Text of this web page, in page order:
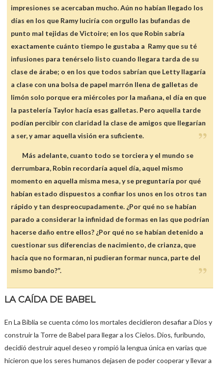
impresiones se acercaban mucho. Aún no habían llegado los
días en los que Ramy luciría con orgullo las bufandas de
punto mal tejidas de Victoire; en los que Robin sabría
exactamente cuánto tiempo le gustaba a Ramy que su té
infusiones para tenérselo listo cuando llegara tarda de su
clase de árabe; o en los que todos sabrían que Letty llagaría
a clase con una bolsa de papel marrón llena de galletas de
limón solo porque era miércoles por la mañana, el día en que
la pastelería Taylor hacía esas galletas. Pero aquella tarde
podían percibir con claridad la clase de amigos que llegarían
a ser, y amar aquella visión era suficiente.
Más adelante, cuanto todo se torciera y el mundo se
derrumbara, Robin recordaría aquel día, aquel mismo
momento en aquella misma mesa, y se preguntaría por qué
habían estado dispuestos a confiar los unos en los otros tan
rápido y tan despreocupadamente. ¿Por qué no se habían
parado a considerar la infinidad de formas en las que podrían
hacerse daño entre ellos? ¿Por qué no se habían detenido a
cuestionar sus diferencias de nacimiento, de crianza, que
hacía que no formaran, ni pudieran formar nunca, parte del
mismo bando?”.
LA CAÍDA DE BABEL
En La Biblia se cuenta cómo los mortales decidieron desafiar a Dios y
construir la Torre de Babel para llegar a los Cielos. Dios, furibundo,
decidió destruir aquel deseo y rompió la lengua única en varias que
hicieron que los seres humanos dejasen de poder cooperar y llevar a